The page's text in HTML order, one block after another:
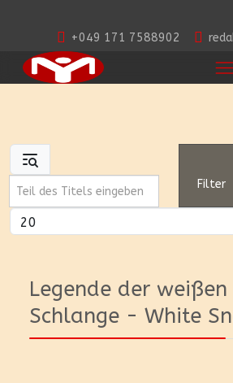
+049 171 7588902
Teil des Titels eingeben
Filter
Anzeige #
Legende der weißen
Schlange - White